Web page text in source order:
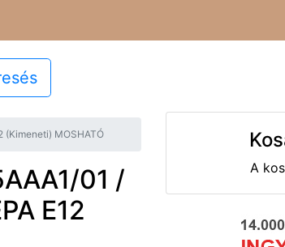
(Kimeneti) MOSHATÓ
01 /
E12
A